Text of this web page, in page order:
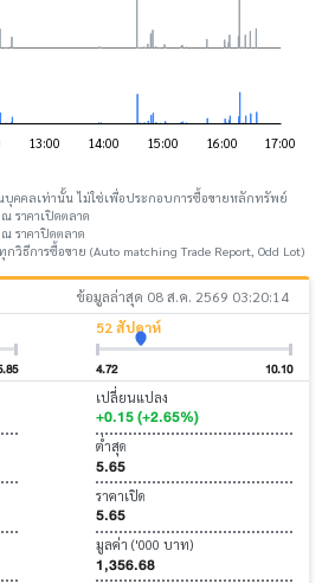
บุคคลเท่านั้น ไม่ใช่เพื่อประกอบการซื้อขายหลักทรัพย์
ราคาเปิดตลาด
ราคาปิดตลาด
ธีการซื้อขาย (Auto matching Trade Report, Odd Lot)
ข้อมูลล่าสุด 08 ส.ค. 2569 03:20:14
52 สัปดาห์
4.72 10.10
เปลี่ยนแปลง
+0.15 (+2.65%)
ต่ำสุด
5.65
ราคาเปิด
5.65
มูลค่า ('000 บาท)
1,356.68